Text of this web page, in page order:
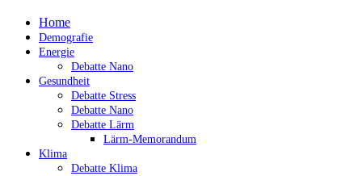
Zum
Inhalt
springen
Home
Demografie
Energie
Debatte Nano
Gesundheit
Debatte Stress
Debatte Nano
Debatte Lärm
Lärm-Memorandum
Klima
Debatte Klima